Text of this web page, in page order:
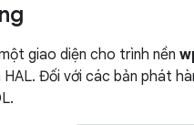
giao diện cho trình nền
Đối với các bản phát